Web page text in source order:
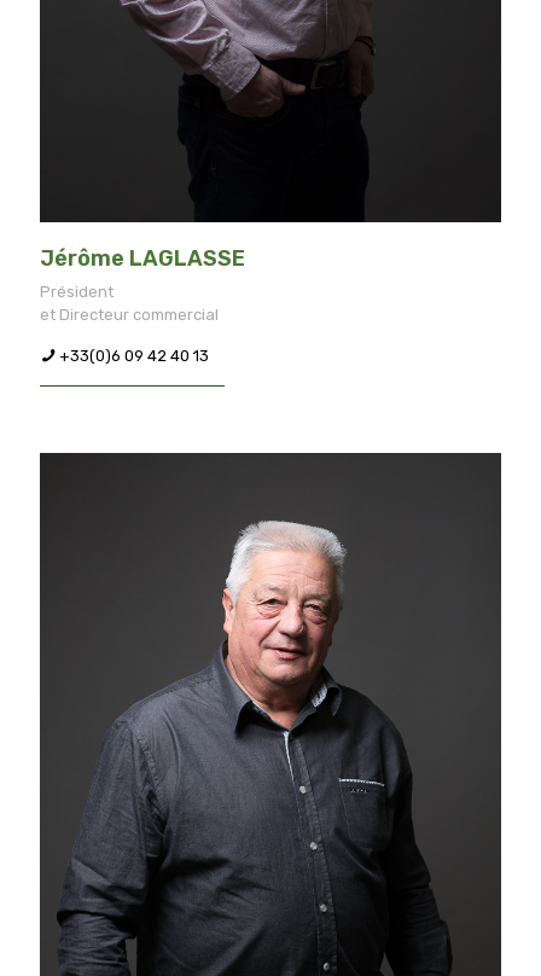
Jérôme LAGLASSE
Président
et Directeur commercial
+33(0)6 09 42 40 13